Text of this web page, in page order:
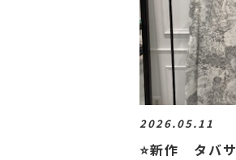
2026.05.11
⭐️新作 タバサ